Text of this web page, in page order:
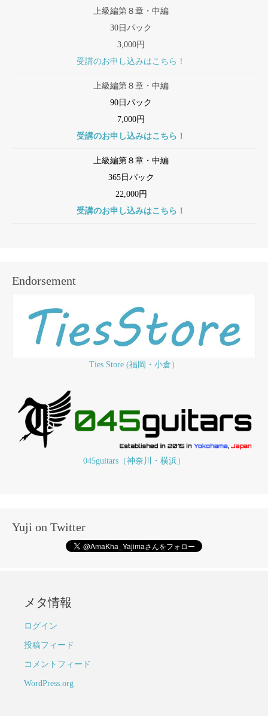
上級編第８章・中編
30日パック
3,000円
受講のお申し込みはこちら！
上級編第８章・中編
90日パック
7,000円
受講のお申し込みはこちら！
上級編第８章・中編
365日パック
22,000円
受講のお申し込みはこちら！
Endorsement
Ties Store (福岡・小倉）
045guitars（神奈川・横浜）
Yuji on Twitter
メタ情報
ログイン
投稿フィード
コメントフィード
WordPress.org